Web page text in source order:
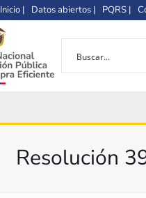
Inicio | Datos abiertos | PQRS |
Resolución